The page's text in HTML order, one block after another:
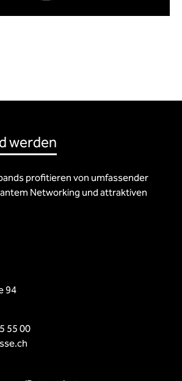
werden
profitieren von umfassender
Networking und attraktiven
94
55 00